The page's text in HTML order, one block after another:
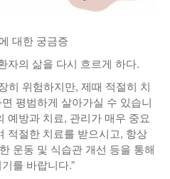
대한 궁금증
자의 삶을 다시 흐르게 하다.
히 위험하지만, 제때 적절히 치
평범하게 살아가실 수 있습니
예방과 치료, 관리가 매우 중요
적절한 치료를 받으시고, 항상
운동 및 식습관 개선 등을 통해
를 바랍니다.”